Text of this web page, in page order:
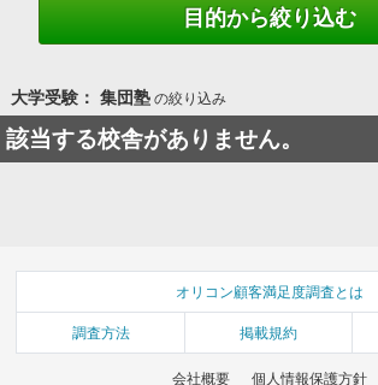
目的から絞り込む
大学受験： 集団塾の絞り込み
該当する校舎がありません。
オリコン顧客満足度調査とは
調査方法 掲載規約
会社概要 個人情報保護方針